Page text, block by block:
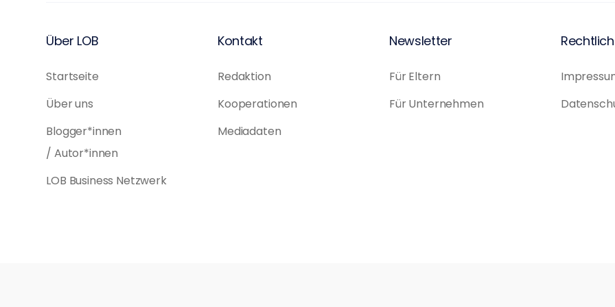
Über LOB
Startseite
Über uns
Blogger*innen
/ Autor*innen
LOB Business Netzwerk
Kontakt
Redaktion
Kooperationen
Mediadaten
Newsletter
Für Eltern
Für Unternehmen